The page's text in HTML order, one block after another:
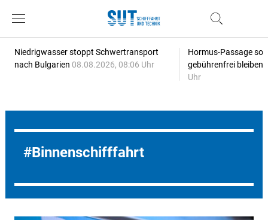
Niedrigwasser stoppt Schwertransport
nach Bulgarien 08.08.2026, 08:06 Uhr
Hormus-Passage
gebührenfrei bleiben
Uhr
Binnenschifffahrt